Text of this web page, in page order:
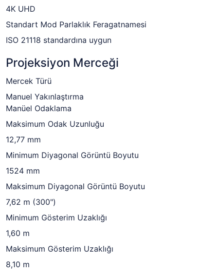
4K UHD
Standart Mod Parlaklık Feragatnamesi
ISO 21118 standardına uygun
Projeksiyon Merceği
Mercek Türü
Manuel Yakınlaştırma
Manüel Odaklama
Maksimum Odak Uzunluğu
12,77 mm
Minimum Diyagonal Görüntü Boyutu
1524 mm
Maksimum Diyagonal Görüntü Boyutu
7,62 m (300")
Minimum Gösterim Uzaklığı
1,60 m
Maksimum Gösterim Uzaklığı
8,10 m